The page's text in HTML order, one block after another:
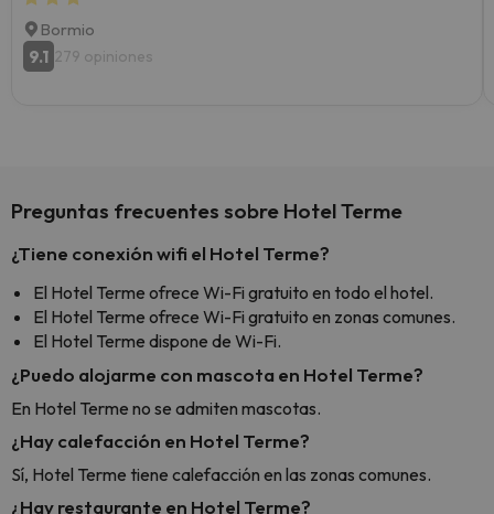
Bormio
9.1 279 opiniones
Preguntas frecuentes sobre Hotel Terme
¿Tiene conexión wifi el Hotel Terme?
El Hotel Terme ofrece Wi-Fi gratuito en todo el hotel.
El Hotel Terme ofrece Wi-Fi gratuito en zonas comunes.
El Hotel Terme dispone de Wi-Fi.
¿Puedo alojarme con mascota en Hotel Terme?
En Hotel Terme no se admiten mascotas.
¿Hay calefacción en Hotel Terme?
Sí, Hotel Terme tiene calefacción en las zonas comunes.
¿Hay restaurante en Hotel Terme?